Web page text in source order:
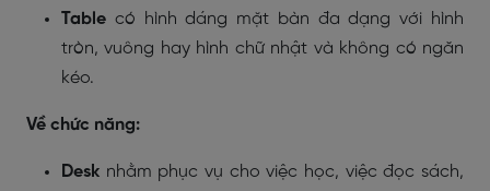
Table có hình dáng mặt bàn đa dạng với hình
tròn, vuông hay hình chữ nhật và không có ngăn
kéo.
Về chức năng:
Desk nhằm phục vụ cho việc học, việc đọc sách,